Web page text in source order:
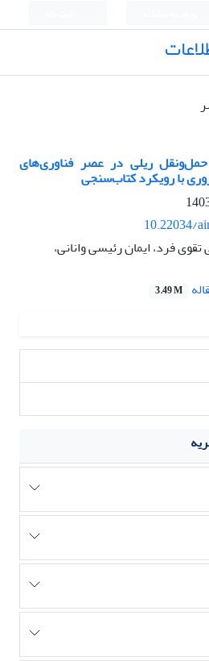
حمل‌ونقل ریلی در عصر فناوری‌‌های
با رویکرد کتاب‌‌سنجی
10.22034/
فرد، ایمان رئیسی وانانی،
3.49 M